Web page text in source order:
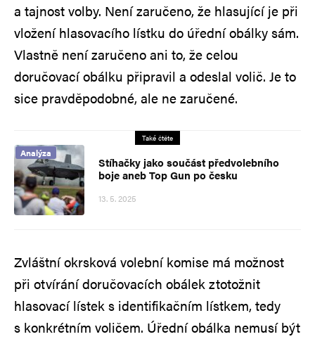
a tajnost volby. Není zaručeno, že hlasující je při
vložení hlasovacího lístku do úřední obálky sám.
Vlastně není zaručeno ani to, že celou
doručovací obálku připravil a odeslal volič. Je to
sice pravděpodobné, ale ne zaručené.
Také čtěte
Analýza
Stíhačky jako součást předvolebního
boje aneb Top Gun po česku
13. 5. 2025
Zvláštní okrsková volební komise má možnost
při otvírání doručovacích obálek ztotožnit
hlasovací lístek s identifikačním lístkem, tedy
s konkrétním voličem. Úřední obálka nemusí být